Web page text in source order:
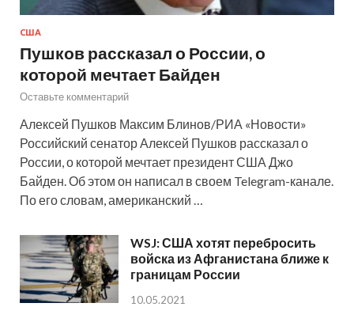
США
Пушков рассказал о России, о
которой мечтает Байден
Оставьте комментарий
Алексей Пушков Максим Блинов/РИА «Новости»
Российский сенатор Алексей Пушков рассказал о
России, о которой мечтает президент США Джо
Байден. Об этом он написал в своем Telegram-канале.
По его словам, американский …
WSJ: США хотят перебросить
войска из Афганистана ближе к
границам России
10.05.2021